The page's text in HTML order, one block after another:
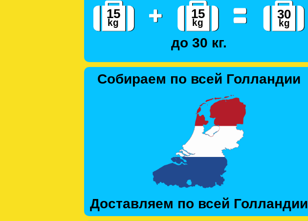
до 30 кг.
Собираем по всей Голландии
Доставляем по всей Голландии